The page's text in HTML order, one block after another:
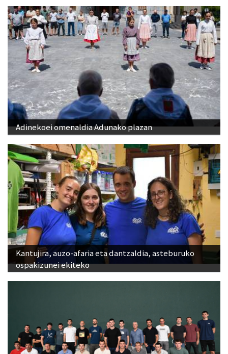
Adinekoei omenaldia Adunako plazan
Kantujira, auzo-afaria eta dantzaldia, asteburuko
ospakizunei ekiteko